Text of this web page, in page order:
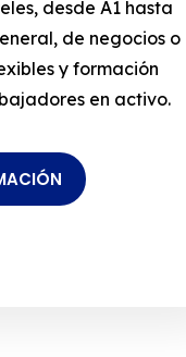
desde A1 hasta
de negocios o
y formación
en activo.